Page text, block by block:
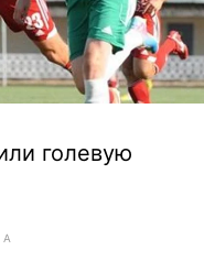
голевую